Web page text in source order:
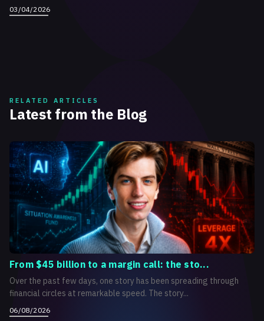
03/04/2026
RELATED ARTICLES
Latest from the Blog
From $45 billion to a margin call: the sto...
Over the past few days, one story has been spreading through
financial circles at remarkable speed. The story...
06/08/2026